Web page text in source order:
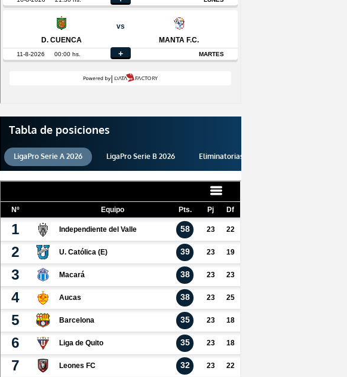
Tabla de posiciones
LigaPro Serie A 2026 LigaPro Serie B 2026 Eliminatorias 2026